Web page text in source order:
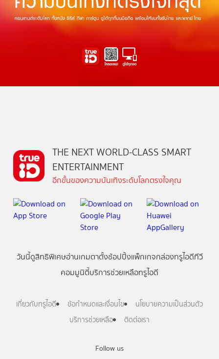
Follow us
THE NEXT WORLD-CLASS SMART
ENTERTAINMENT
อีกขั้นของความบันเทิงระดับโลกตรงใจคุณ
วันนี้ดูสิทธิพิเศษอ่านเกมตาตั้งช้อปปิ้งแพ็กเกจกล่องทรูไอดีทีวี
คอมมูนิตี้บริการช่วยเหลือทรูไอดี
เกี่ยวกับทรูไอดี ข้อกำหนดและเงื่อนไข
นโยบายความเป็นส่วนตัว
บริการช่วยเหลือ
ติดต่อเรา